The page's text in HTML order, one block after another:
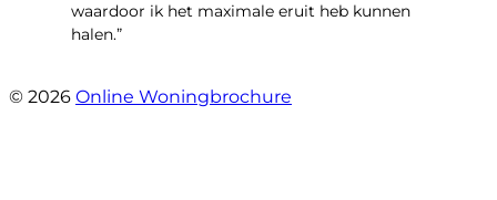
waardoor ik het maximale eruit heb kunnen
halen.”
© 2026 Online Woningbrochure